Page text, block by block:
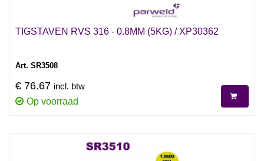
TIGSTAVEN RVS 316 - 0.8MM (5KG) / XP30362
Art. SR3508
€ 76.67 incl. btw
Op voorraad